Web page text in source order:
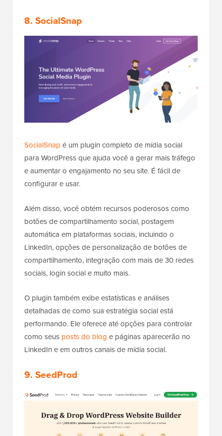
8. SocialSnap
SocialSnap é um plugin completo de mídia social
para WordPress que ajuda você a gerar mais tráfego
e aumentar o engajamento no seu site. É fácil de
configurar e usar.
Além disso, você obtém recursos poderosos como
botões de compartilhamento social, postagem
automática em plataformas sociais, incluindo o
LinkedIn, opções de personalização de botões de
compartilhamento, integração com mais de 30 redes
sociais, login social e muito mais.
O plugin também exibe estatísticas e análises
detalhadas de como sua estratégia social está
performando. Ele oferece até opções para controlar
como seus posts do blog e páginas aparecerão no
LinkedIn e em outros canais de mídia social.
9. SeedProd